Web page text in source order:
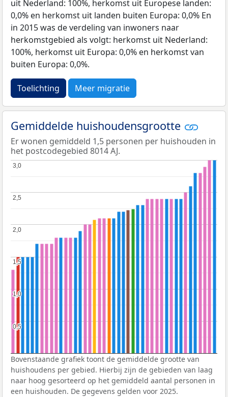
uit Nederland: 100%, herkomst uit Europese landen:
0,0% en herkomst uit landen buiten Europa: 0,0% En
in 2015 was de verdeling van inwoners naar
herkomstgebied als volgt: herkomst uit Nederland:
100%, herkomst uit Europa: 0,0% en herkomst van
buiten Europa: 0,0%.
Toelichting Meer migratie
Gemiddelde huishoudensgrootte
Er wonen gemiddeld 1,5 personen per huishouden in
het postcodegebied 8014 AJ.
0,5
0,5
1,0
1,0
1,5
1,5
2,0
2,0
2,5
2,5
3,0
3,0
Bovenstaande grafiek toont de gemiddelde grootte van
huishoudens per gebied. Hierbij zijn de gebieden van laag
naar hoog gesorteerd op het gemiddeld aantal personen in
een huishouden. De gegevens gelden voor 2025.